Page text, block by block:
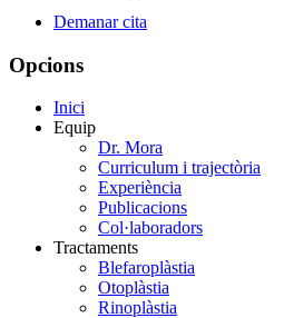
Demanar cita
Opcions
Inici
Equip
Dr. Mora
Curriculum i trajectòria
Experiència
Publicacions
Col·laboradors
Tractaments
Blefaroplàstia
Otoplàstia
Rinoplàstia